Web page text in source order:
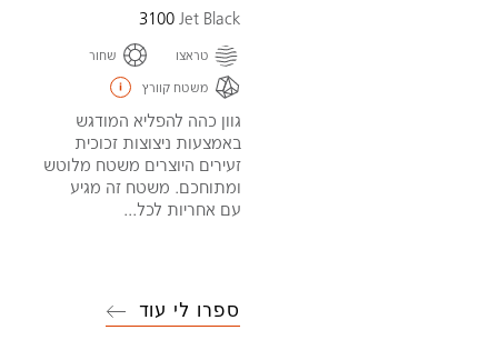
3100 Jet Black
טראצו
שחור
משטח קוורץ
גוון כהה להפליא המודגש
באמצעות ניצוצות זכוכית
זעירים היוצרים משטח מלוטש
ומתוחכם. משטח זה מגיע
עם אחריות לכל...
ספרו לי עוד